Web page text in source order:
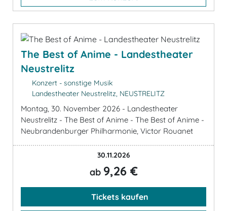
The Best of Anime - Landestheater
Neustrelitz
Konzert - sonstige Musik
Landestheater Neustrelitz, NEUSTRELITZ
Montag, 30. November 2026 - Landestheater
Neustrelitz - The Best of Anime - The Best of Anime -
Neubrandenburger Philharmonie, Victor Rouanet
30.11.2026
ab 9,26 €
Tickets kaufen